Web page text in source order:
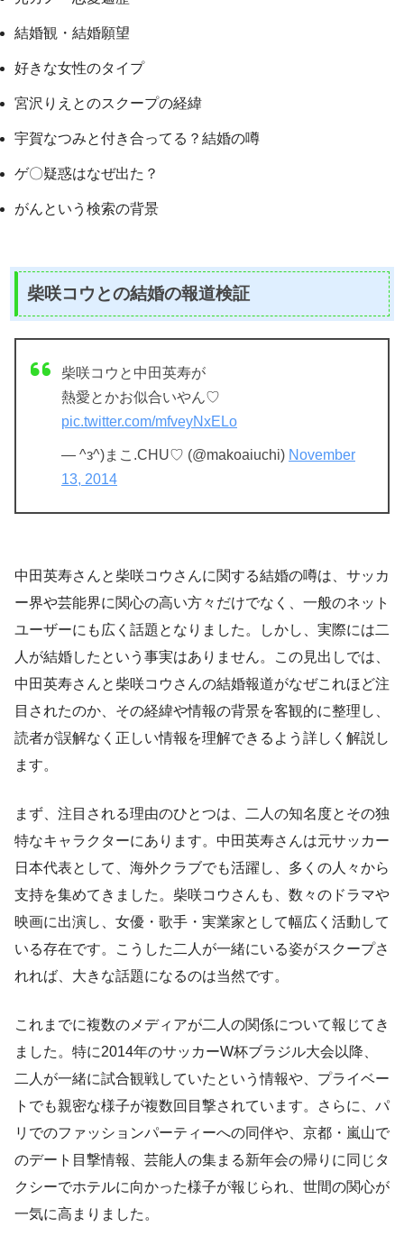
結婚観・結婚願望
好きな女性のタイプ
宮沢りえとのスクープの経緯
宇賀なつみと付き合ってる？結婚の噂
ゲ〇疑惑はなぜ出た？
がんという検索の背景
柴咲コウとの結婚の報道検証
柴咲コウと中田英寿が
熱愛とかお似合いやん♡
pic.twitter.com/mfveyNxELo
— ^з^)まこ.CHU♡ (@makoaiuchi) November
13, 2014
中田英寿さんと柴咲コウさんに関する結婚の噂は、サッカ
ー界や芸能界に関心の高い方々だけでなく、一般のネット
ユーザーにも広く話題となりました。しかし、実際には二
人が結婚したという事実はありません。この見出しでは、
中田英寿さんと柴咲コウさんの結婚報道がなぜこれほど注
目されたのか、その経緯や情報の背景を客観的に整理し、
読者が誤解なく正しい情報を理解できるよう詳しく解説し
ます。
まず、注目される理由のひとつは、二人の知名度とその独
特なキャラクターにあります。中田英寿さんは元サッカー
日本代表として、海外クラブでも活躍し、多くの人々から
支持を集めてきました。柴咲コウさんも、数々のドラマや
映画に出演し、女優・歌手・実業家として幅広く活動して
いる存在です。こうした二人が一緒にいる姿がスクープさ
れれば、大きな話題になるのは当然です。
これまでに複数のメディアが二人の関係について報じてき
ました。特に2014年のサッカーW杯ブラジル大会以降、
二人が一緒に試合観戦していたという情報や、プライベー
トでも親密な様子が複数回目撃されています。さらに、パ
リでのファッションパーティーへの同伴や、京都・嵐山で
のデート目撃情報、芸能人の集まる新年会の帰りに同じタ
クシーでホテルに向かった様子が報じられ、世間の関心が
一気に高まりました。